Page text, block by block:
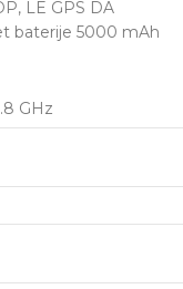
LE GPS DA
baterije 5000 mAh
GHz